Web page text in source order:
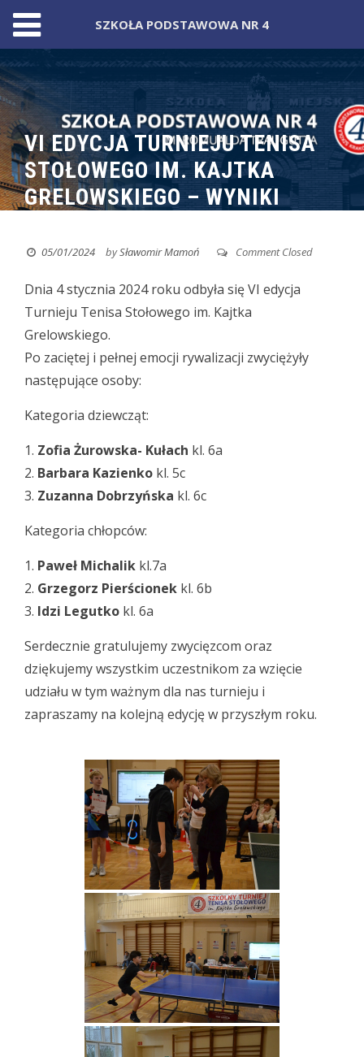
Skip
to
content
VI EDYCJA TURNIEJU TENISA
STOŁOWEGO IM. KAJTKA
GRELOWSKIEGO – WYNIKI
05/01/2024 bySławomir Mamoń Comment Closed
Dnia 4 stycznia 2024 roku odbyła się VI edycja
Turnieju Tenisa Stołowego im. Kajtka
Grelowskiego.
Po zaciętej i pełnej emocji rywalizacji zwyciężyły
następujące osoby:
Kategoria dziewcząt:
1. Zofia Żurowska- Kułach kl. 6a
2. Barbara Kazienko kl. 5c
3. Zuzanna Dobrzyńska kl. 6c
Kategoria chłopców:
1. Paweł Michalik kl.7a
2. Grzegorz Pierścionek kl. 6b
3. Idzi Legutko kl. 6a
Serdecznie gratulujemy zwycięzcom oraz
dziękujemy wszystkim uczestnikom za wzięcie
udziału w tym ważnym dla nas turnieju i
zapraszamy na kolejną edycję w przyszłym roku.
SZKOŁA PODSTAWOWA NR 4